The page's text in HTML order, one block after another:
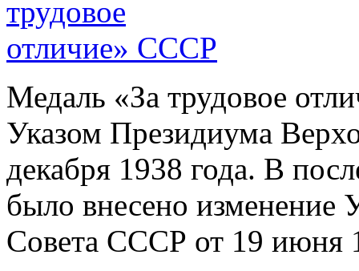
Медаль «За трудовое
Указом Президиума
декабря 1938 года. В
было внесено изменение
Совета СССР от 19 июня